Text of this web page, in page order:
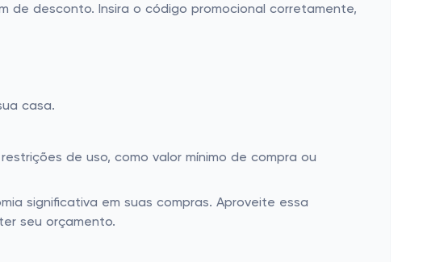
de desconto. Insira o código promocional corretamente,
casa.
de uso, como valor mínimo de compra ou
significativa em suas compras. Aproveite essa
seu orçamento.